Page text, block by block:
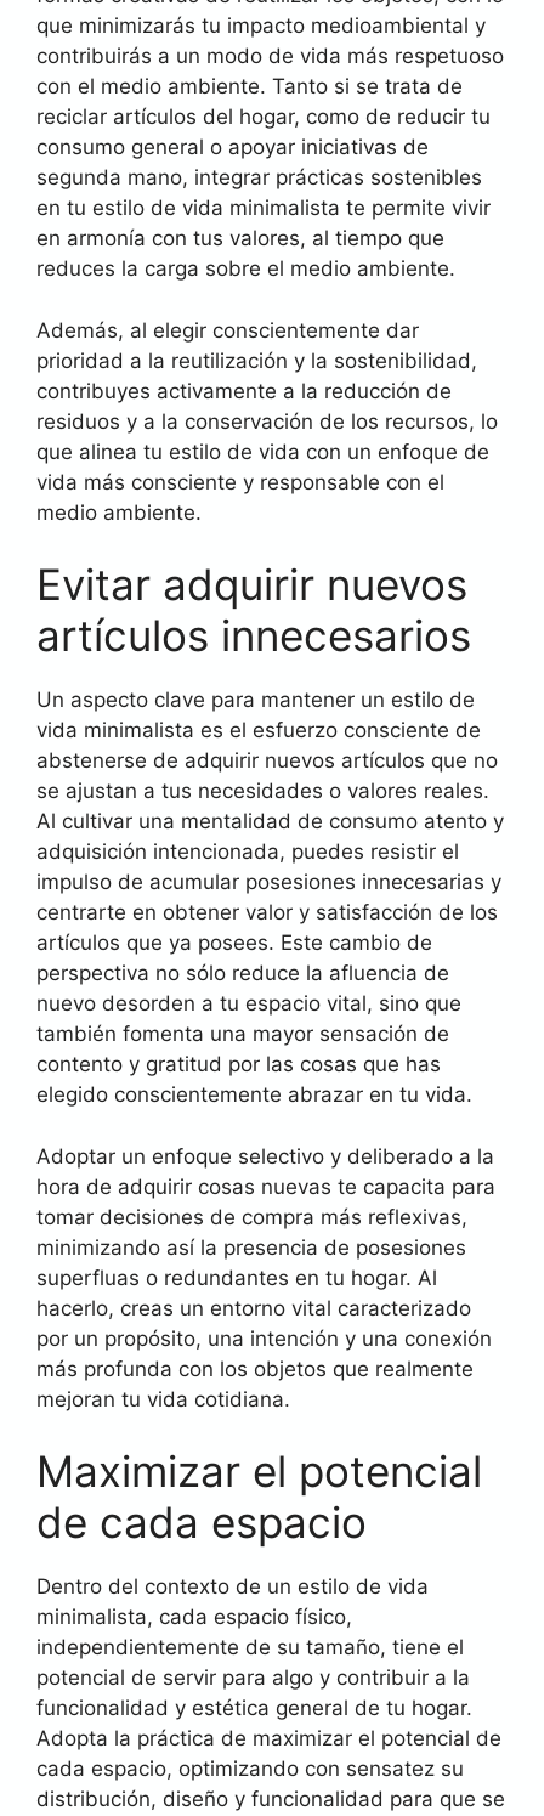
que minimizarás tu impacto medioambiental y
contribuirás a un modo de vida más respetuoso
con el medio ambiente. Tanto si se trata de
reciclar artículos del hogar, como de reducir tu
consumo general o apoyar iniciativas de
segunda mano, integrar prácticas sostenibles
en tu estilo de vida minimalista te permite vivir
en armonía con tus valores, al tiempo que
reduces la carga sobre el medio ambiente.
Además, al elegir conscientemente dar
prioridad a la reutilización y la sostenibilidad,
contribuyes activamente a la reducción de
residuos y a la conservación de los recursos, lo
que alinea tu estilo de vida con un enfoque de
vida más consciente y responsable con el
medio ambiente.
Evitar adquirir nuevos
artículos innecesarios
Un aspecto clave para mantener un estilo de
vida minimalista es el esfuerzo consciente de
abstenerse de adquirir nuevos artículos que no
se ajustan a tus necesidades o valores reales.
Al cultivar una mentalidad de consumo atento y
adquisición intencionada, puedes resistir el
impulso de acumular posesiones innecesarias y
centrarte en obtener valor y satisfacción de los
artículos que ya posees. Este cambio de
perspectiva no sólo reduce la afluencia de
nuevo desorden a tu espacio vital, sino que
también fomenta una mayor sensación de
contento y gratitud por las cosas que has
elegido conscientemente abrazar en tu vida.
Adoptar un enfoque selectivo y deliberado a la
hora de adquirir cosas nuevas te capacita para
tomar decisiones de compra más reflexivas,
minimizando así la presencia de posesiones
superfluas o redundantes en tu hogar. Al
hacerlo, creas un entorno vital caracterizado
por un propósito, una intención y una conexión
más profunda con los objetos que realmente
mejoran tu vida cotidiana.
Maximizar el potencial
de cada espacio
Dentro del contexto de un estilo de vida
minimalista, cada espacio físico,
independientemente de su tamaño, tiene el
potencial de servir para algo y contribuir a la
funcionalidad y estética general de tu hogar.
Adopta la práctica de maximizar el potencial de
cada espacio, optimizando con sensatez su
distribución, diseño y funcionalidad para que se